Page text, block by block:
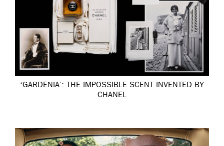
‘GARDÉNIA’: THE IMPOSSIBLE SCENT INVENTED BY
CHANEL